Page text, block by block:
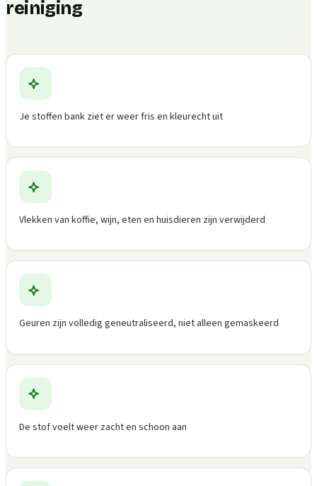
reiniging
Je stoffen bank ziet er weer fris en kleurecht uit
Vlekken van koffie, wijn, eten en huisdieren zijn verwijderd
Geuren zijn volledig geneutraliseerd, niet alleen gemaskeerd
De stof voelt weer zacht en schoon aan